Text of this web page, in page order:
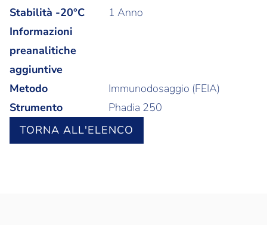
Stabilità -20°C
1 Anno
Informazioni
preanalitiche
aggiuntive
Metodo
Immunodosaggio (FEIA)
Strumento
Phadia 250
TORNA ALL'ELENCO